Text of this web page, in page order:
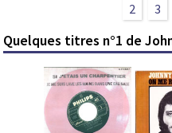
2
3
Quelques titres n°1 de